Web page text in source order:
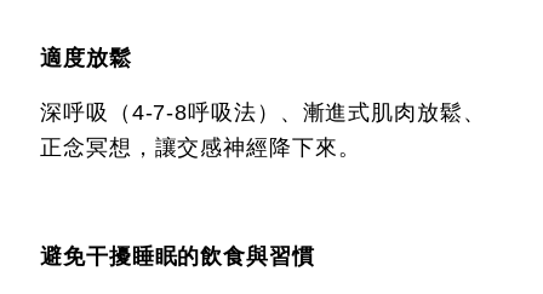
適度放鬆
深呼吸（4-7-8呼吸法）、漸進式肌肉放鬆、
正念冥想，讓交感神經降下來。
避免干擾睡眠的飲食與習慣